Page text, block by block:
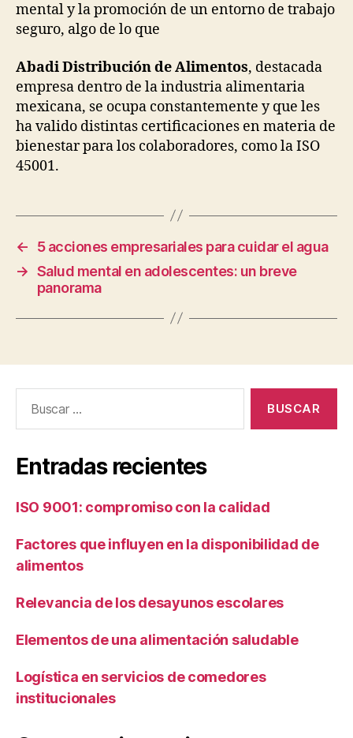
mental y la promoción de un entorno de trabajo
seguro, algo de lo que
Abadi Distribución de Alimentos, destacada
empresa dentro de la industria alimentaria
mexicana, se ocupa constantemente y que les
ha valido distintas certificaciones en materia de
bienestar para los colaboradores, como la ISO
45001.
←
5 acciones empresariales para cuidar el agua
→ Salud mental en adolescentes: un breve
panorama
Entradas recientes
ISO 9001: compromiso con la calidad
Factores que influyen en la disponibilidad de
alimentos
Relevancia de los desayunos escolares
Elementos de una alimentación saludable
Logística en servicios de comedores
institucionales